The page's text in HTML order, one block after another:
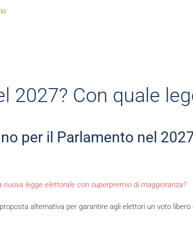
2027? Con quale
per il Parlamento nel
legge elettorale con superpremio di maggioranza?
alternativa per garantire agli elettori un voto